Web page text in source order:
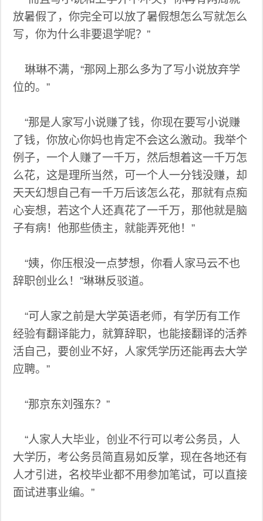
放暑假了，你完全可以放了暑假想怎么写就怎么
写，你为什么非要退学呢？”
琳琳不满，“那网上那么多为了写小说放弃学
位的。”
“那是人家写小说赚了钱，你现在要写小说赚
了钱，你放心你妈也肯定不会这么激动。我举个
例子，一个人赚了一千万，然后想着这一千万怎
么花，这是理所当然，可一个人一分钱没赚，却
天天幻想自己有一千万后该怎么花，那就有点痴
心妄想，若这个人还真花了一千万，那他就是脑
子有病！他那些债主，就能弄死他！”
“姨，你压根没一点梦想，你看人家马云不也
辞职创业么！”琳琳反驳道。
“可人家之前是大学英语老师，有学历有工作
经验有翻译能力，就算辞职，也能接翻译的活养
活自己，要创业不好，人家凭学历还能再去大学
应聘。”
“那京东刘强东？”
“人家人大毕业，创业不行可以考公务员，人
大学历，考公务员简直易如反掌，现在各地还有
人才引进，名校毕业都不用参加笔试，可以直接
面试进事业编。”